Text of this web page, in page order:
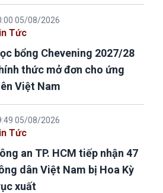
05/08/2026
Tức
bổng Chevening 2027/28
thức mở đơn cho ứng
Việt Nam
05/08/2026
Tức
an TP. HCM tiếp nhận 47
dân Việt Nam bị Hoa Kỳ
xuất